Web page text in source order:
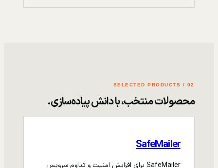
02 / SELECTED PRODUCTS
محصولات منتخب، با دانش پیاده‌سازی.
SafeMailer
SafeMailer برای افزایش امنیت و تداوم سرویس